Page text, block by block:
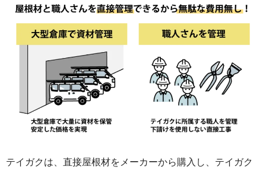
テイガクは、直接屋根材をメーカーから購入し、テイガク